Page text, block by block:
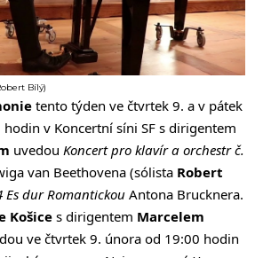
Bílý)
tento týden ve čtvrtek 9. a v pátek
v Koncertní síni SF s dirigentem
uvedou Koncert pro klavír a orchestr č.
van Beethovena (sólista Robert
Es dur Romantickou Antona Brucknera.
Košice s dirigentem Marcelem
ve čtvrtek 9. února od 19:00 hodin